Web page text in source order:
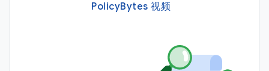
PolicyBytes 视频